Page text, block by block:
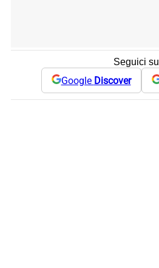
Seguici su
Google Discover